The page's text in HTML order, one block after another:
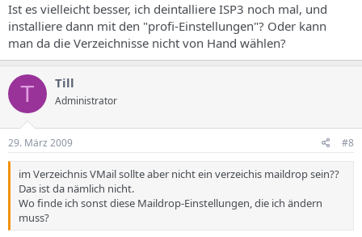
Ist es vielleicht besser, ich deintalliere ISP3 noch mal, und
installiere dann mit den "profi-Einstellungen"? Oder kann
man da die Verzeichnisse nicht von Hand wählen?
T Till
Administrator
29. März 2009 #8
im Verzeichnis VMail sollte aber nicht ein verzeichis maildrop sein??
Das ist da nämlich nicht.
Wo finde ich sonst diese Maildrop-Einstellungen, die ich ändern
muss?